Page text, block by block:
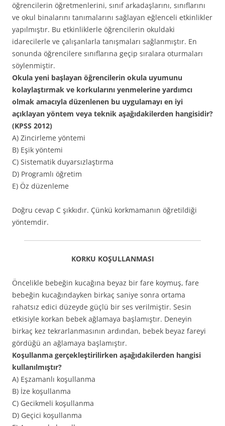
öğrencilerin öğretmenlerini, sınıf arkadaşlarını, sınıflarını
ve okul binalarını tanımalarını sağlayan eğlenceli etkinlikler
yapılmıştır. Bu etkinliklerle öğrencilerin okuldaki
idarecilerle ve çalışanlarla tanışmaları sağlanmıştır. En
sonunda öğrencilere sınıflarına geçip sıralara oturmaları
söylenmiştir.
Okula yeni başlayan öğrencilerin okula uyumunu
kolaylaştırmak ve korkularını yenmelerine yardımcı
olmak amacıyla düzenlenen bu uygulamayı en iyi
açıklayan yöntem veya teknik aşağıdakilerden hangisidir?
(KPSS 2012)
A) Zincirleme yöntemi
B) Eşik yöntemi
C) Sistematik duyarsızlaştırma
D) Programlı öğretim
E) Öz düzenleme
Doğru cevap C şıkkıdır. Çünkü korkmamanın öğretildiği
yöntemdir.
KORKU KOŞULLANMASI
Öncelikle bebeğin kucağına beyaz bir fare koymuş, fare
bebeğin kucağındayken birkaç saniye sonra ortama
rahatsız edici düzeyde güçlü bir ses verilmiştir. Sesin
etkisiyle korkan bebek ağlamaya başlamıştır. Deneyin
birkaç kez tekrarlanmasının ardından, bebek beyaz fareyi
gördüğü an ağlamaya başlamıştır.
Koşullanma gerçekleştirilirken aşağıdakilerden hangisi
kullanılmıştır?
A) Eşzamanlı koşullanma
B) İze koşullanma
C) Gecikmeli koşullanma
D) Geçici koşullanma